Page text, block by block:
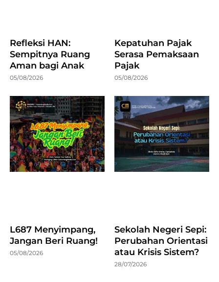
Refleksi HAN:
Sempitnya Ruang
Aman bagi Anak
05/08/2026
Kepatuhan Pajak
Serasa Pemaksaan
Pajak
05/08/2026
L687 Menyimpang,
Jangan Beri Ruang!
05/08/2026
Sekolah Negeri Sepi:
Perubahan Orientasi
atau Krisis Sistem?
28/07/2026